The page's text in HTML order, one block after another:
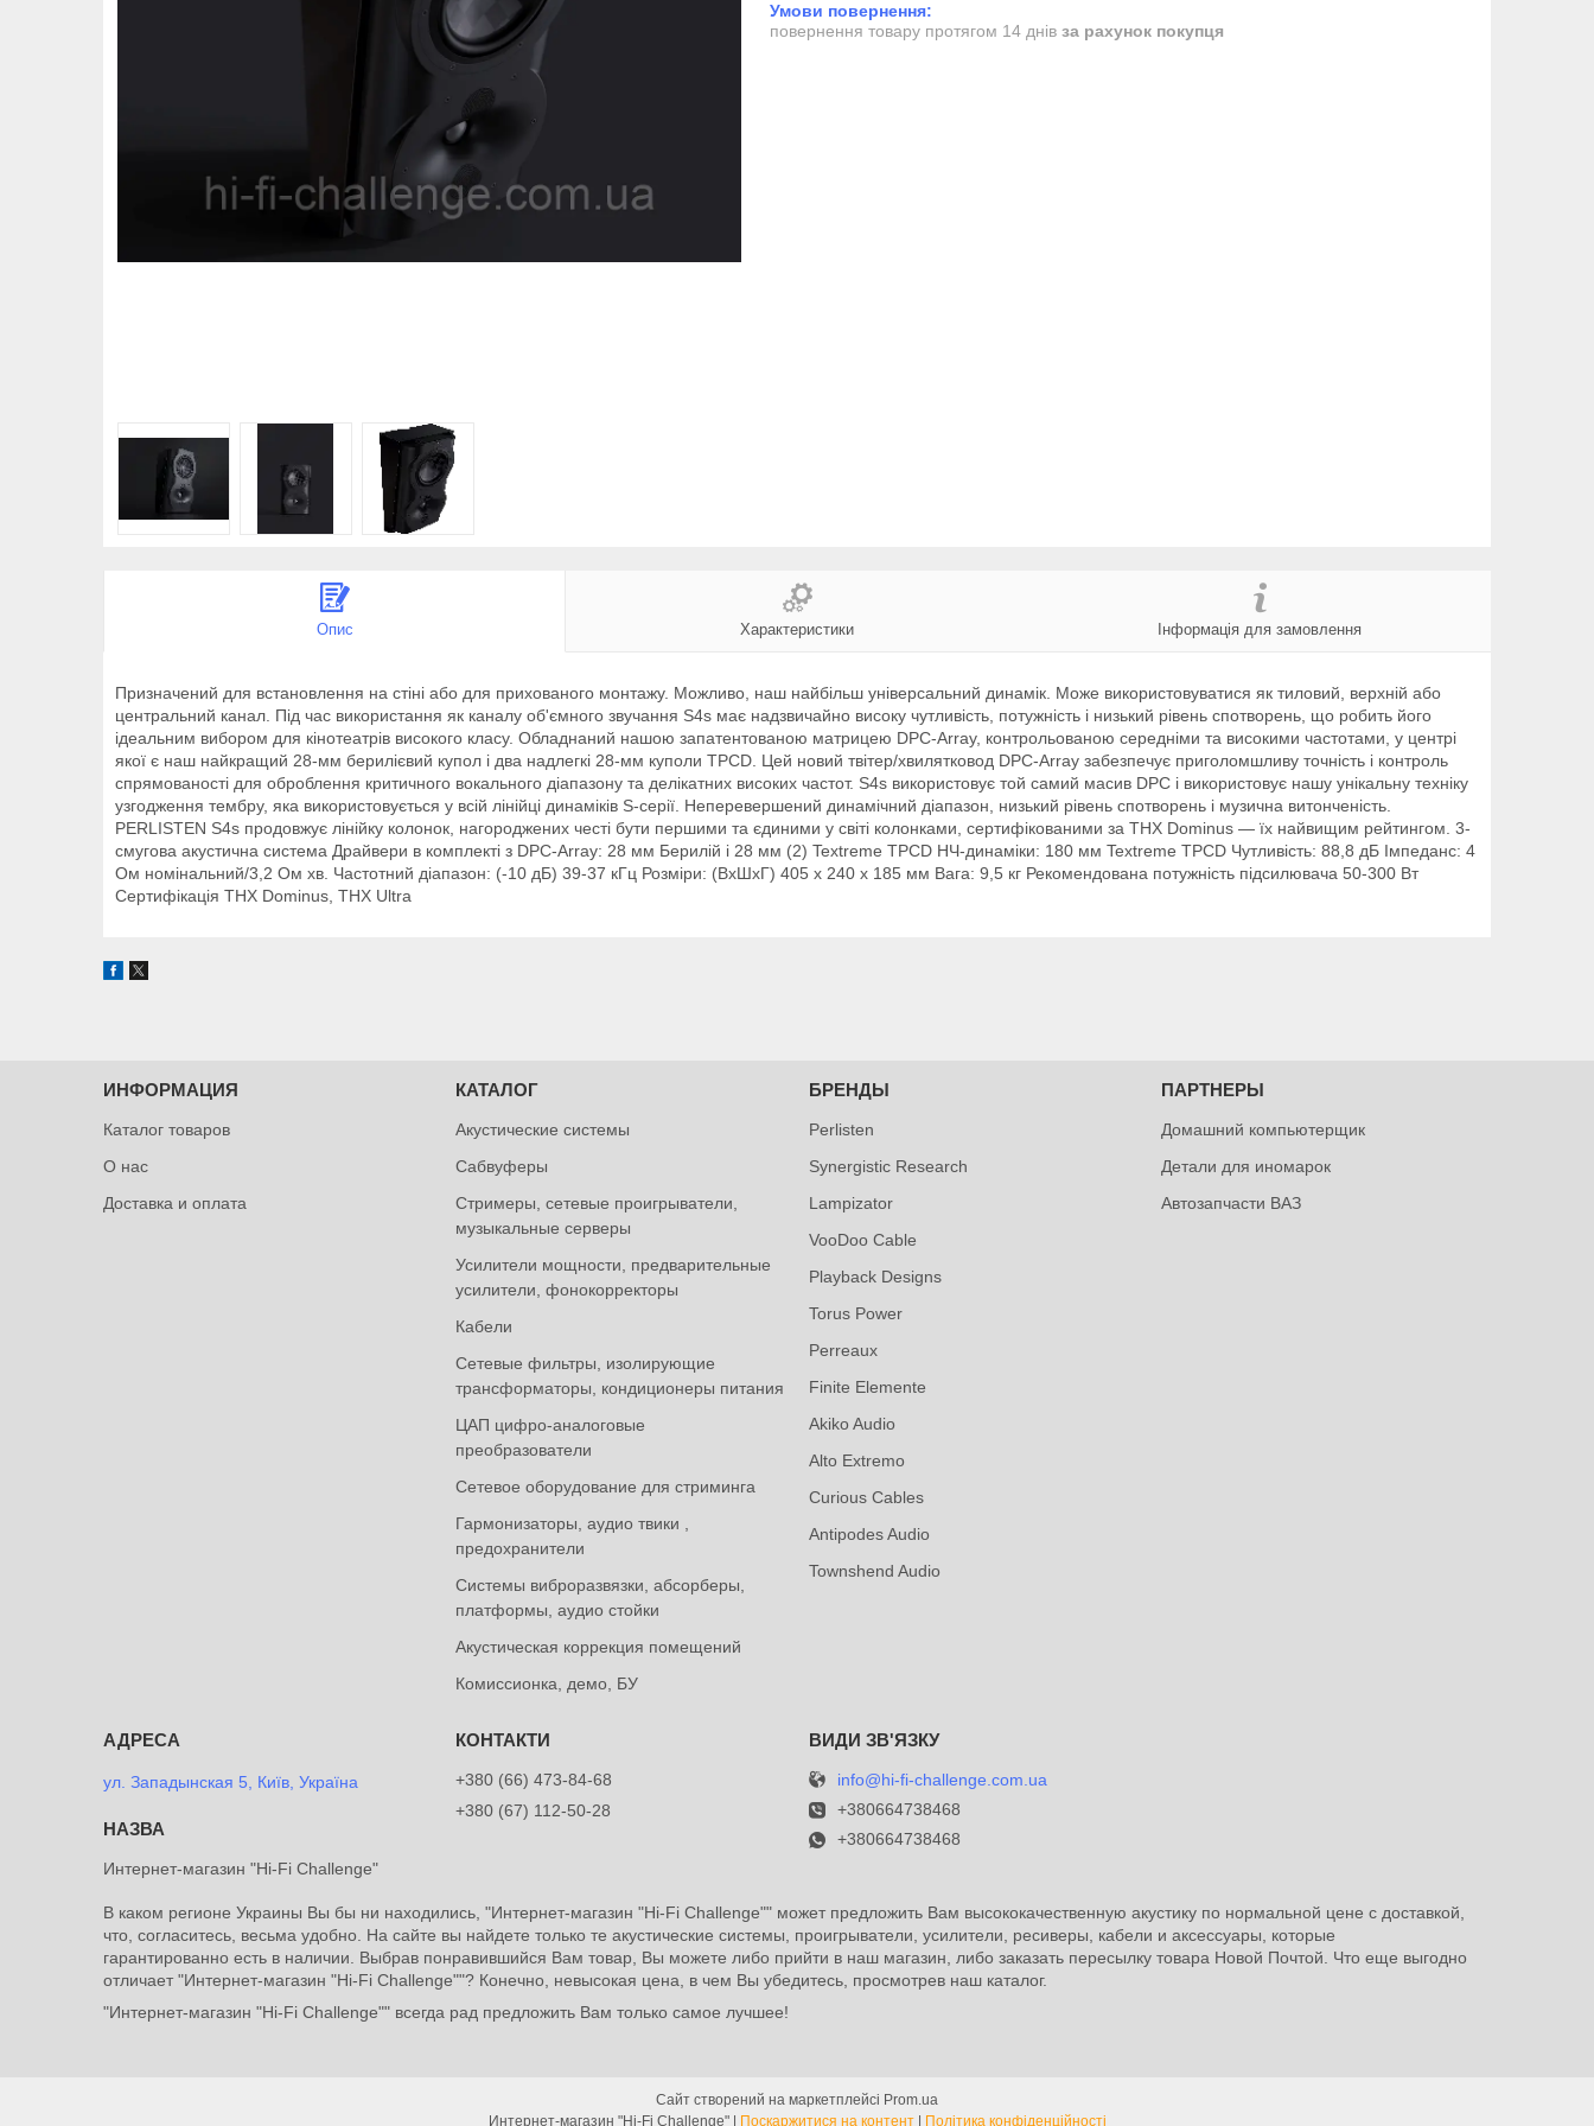
повернення товару протягом 14 днів за рахунок покупця
Опис Характеристики Інформація для замовлення
Призначений для встановлення на стіні або для прихованого монтажу. Можливо, наш найбільш універсальний динамік. Може використовуватися як тиловий, верхній або
центральний канал. Під час використання як каналу об'ємного звучання S4s має надзвичайно високу чутливість, потужність і низький рівень спотворень, що робить його
ідеальним вибором для кінотеатрів високого класу. Обладнаний нашою запатентованою матрицею DPC-Array, контрольованою середніми та високими частотами, у центрі
якої є наш найкращий 28-мм берилієвий купол і два надлегкі 28-мм куполи TPCD. Цей новий твітер/хвилятковод DPC-Array забезпечує приголомшливу точність і контроль
спрямованості для оброблення критичного вокального діапазону та делікатних високих частот. S4s використовує той самий масив DPC і використовує нашу унікальну техніку
узгодження тембру, яка використовується у всій лінійці динаміків S-серії. Неперевершений динамічний діапазон, низький рівень спотворень і музична витонченість.
PERLISTEN S4s продовжує лінійку колонок, нагороджених честі бути першими та єдиними у світі колонками, сертифікованими за THX Dominus — їх найвищим рейтингом. 3-
смугова акустична система Драйвери в комплекті з DPC-Array: 28 мм Берилій і 28 мм (2) Textreme TPCD НЧ-динаміки: 180 мм Textreme TPCD Чутливість: 88,8 дБ Імпеданс: 4
Ом номінальний/3,2 Ом хв. Частотний діапазон: (-10 дБ) 39-37 кГц Розміри: (ВxШxГ) 405 x 240 x 185 мм Вага: 9,5 кг Рекомендована потужність підсилювача 50-300 Вт
Сертифікація THX Dominus, THX Ultra
ИНФОРМАЦИЯ
Каталог товаров
О нас
Доставка и оплата
КАТАЛОГ
Акустические системы
Сабвуферы
Стримеры, сетевые проигрыватели,
музыкальные серверы
Усилители мощности, предварительные
усилители, фонокорректоры
Кабели
Сетевые фильтры, изолирующие
трансформаторы, кондиционеры питания
ЦАП цифро-аналоговые
преобразователи
Сетевое оборудование для стриминга
Гармонизаторы, аудио твики ,
предохранители
Системы виброразвязки, абсорберы,
платформы, аудио стойки
Акустическая коррекция помещений
Комиссионка, демо, БУ
БРЕНДЫ
Perlisten
Synergistic Research
Lampizator
VooDoo Cable
Playback Designs
Torus Power
Perreaux
Finite Elemente
Akiko Audio
Alto Extremo
Curious Cables
Antipodes Audio
Townshend Audio
ПАРТНЕРЫ
Домашний компьютерщик
Детали для иномарок
Автозапчасти ВАЗ
ул. Западынская 5, Київ, Україна
Интернет-магазин "Hi-Fi Challenge"
+380 (66) 473-84-68
+380 (67) 112-50-28
info@hi-fi-challenge.com.ua
+380664738468
+380664738468
В каком регионе Украины Вы бы ни находились, "Интернет-магазин "Hi-Fi Challenge"" может предложить Вам высококачественную акустику по нормальной цене с доставкой,
что, согласитесь, весьма удобно. На сайте вы найдете только те акустические системы, проигрыватели, усилители, ресиверы, кабели и аксессуары, которые
гарантированно есть в наличии. Выбрав понравившийся Вам товар, Вы можете либо прийти в наш магазин, либо заказать пересылку товара Новой Почтой. Что еще выгодно
отличает "Интернет-магазин "Hi-Fi Challenge""? Конечно, невысокая цена, в чем Вы убедитесь, просмотрев наш каталог.
"Интернет-магазин "Hi-Fi Challenge"" всегда рад предложить Вам только самое лучшее!
Сайт створений на маркетплейсі Prom.ua
Поскаржитися на контент Політика конфіденційності